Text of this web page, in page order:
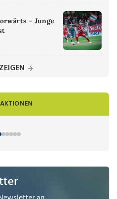
- Junge